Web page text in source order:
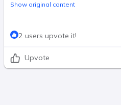
Show original content
2 users upvote it!
Upvote